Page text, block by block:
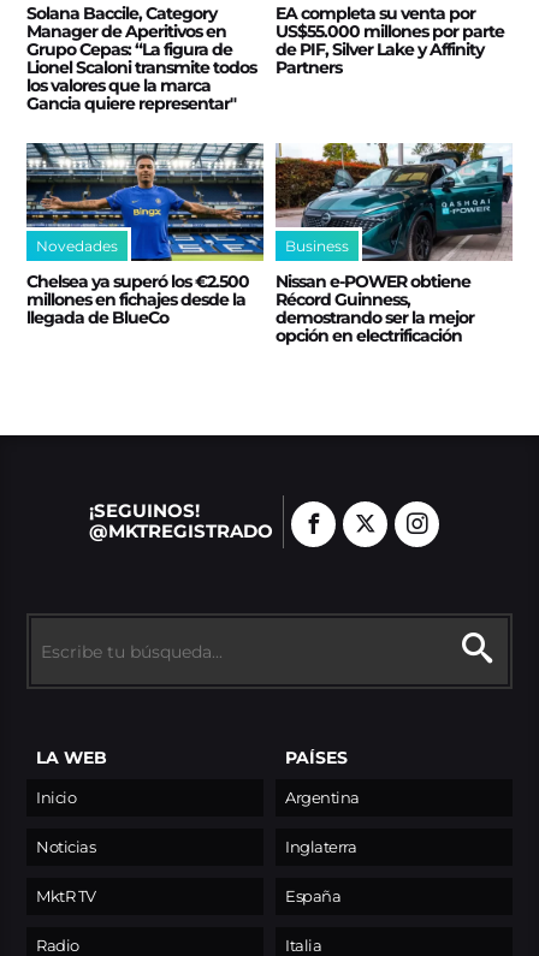
Solana Baccile, Category
Manager de Aperitivos en
Grupo Cepas: “La figura de
Lionel Scaloni transmite todos
los valores que la marca
Gancia quiere representar"
EA completa su venta por
US$55.000 millones por parte
de PIF, Silver Lake y Affinity
Partners
Novedades
Chelsea ya superó los €2.500
millones en fichajes desde la
llegada de BlueCo
Business
Nissan e‑POWER obtiene
Récord Guinness,
demostrando ser la mejor
opción en electrificación
¡SEGUINOS!
@MKTREGISTRADO
LA WEB
Inicio
Noticias
MktR TV
Radio
PAÍSES
Argentina
Inglaterra
España
Italia